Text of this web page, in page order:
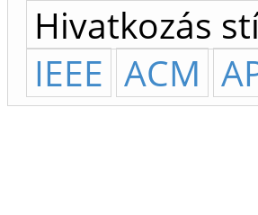
Hivatkozás
IEEE ACM